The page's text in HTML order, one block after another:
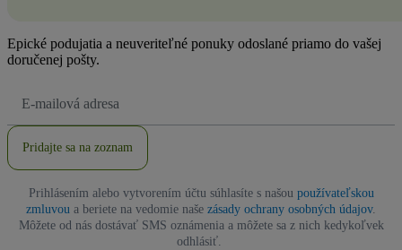
Epické podujatia a neuveriteľné ponuky odoslané priamo do vašej
doručenej pošty.
mailová
Pridajte sa na zoznam
Prihlásením alebo vytvorením účtu súhlasíte s našou používateľskou
zmluvou a beriete na vedomie naše zásady ochrany osobných údajov.
Môžete od nás dostávať SMS oznámenia a môžete sa z nich kedykoľvek
odhlásiť.